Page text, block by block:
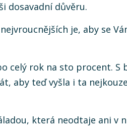
dosavadní důvěru.
je, aby se
celý rok na sto procent. S
aby teď vyšla i ta
která neodtaje ani v